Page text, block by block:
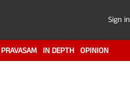
Sign in
PRAVASAM IN DEPTH OPINION